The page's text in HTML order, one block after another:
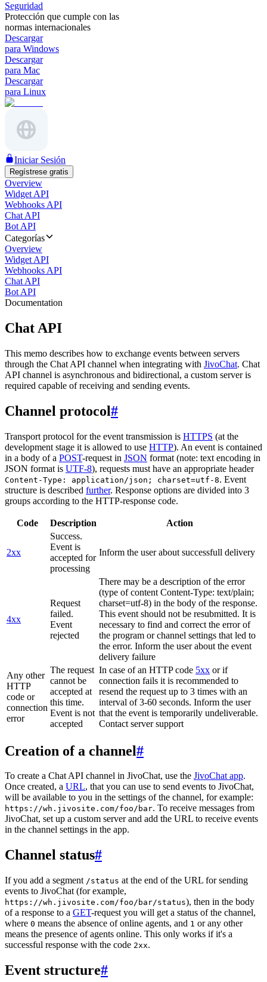
Seguridad
Protección que cumple con las
normas internacionales
Descargar
para Windows
Descargar
para Mac
Descargar
para Linux
Iniciar Sesión
Regístrese gratis
Overview
Widget API
Webhooks API
Chat API
Bot API
Categorías
Overview
Widget API
Webhooks API
Chat API
Bot API
Documentation
Chat API
This memo describes how to exchange events between servers
through the Chat API channel when integrating with JivoChat. Chat
API channel is asynchronous and bidirectional, a custom server is
required capable of receiving and sending events.
Channel protocol#
Transport protocol for the event transmission is HTTPS (at the
development stage it is allowed to use HTTP). An event is contained
in a body of a POST-request in JSON format (note: text encoding in
JSON format is UTF-8), requests must have an appropriate header
Content-Type: application/json; charset=utf-8. Event
structure is described further. Response options are divided into 3
groups according to the HTTP-response code.
Code Description Action
2xx
Success.
Event is
accepted for
processing
Inform the user about successfull delivery
4xx
Request
failed.
Event
rejected
There may be a description of the error
(type of content Content-Type: text/plain;
charset=utf-8) in the body of the response.
This event should not be resubmitted. It is
necessary to find and correct the error of
the program or channel settings that led to
the error. Inform the user about the event
delivery failure
Any other
HTTP
code or
connection
error
The request
cannot be
accepted at
this time.
Event is not
accepted
In case of an HTTP code 5xx or if
connection fails it is recommended to
resend the request up to 3 times with an
interval of 3-60 seconds. Inform the user
that the event is temporarily undeliverable.
Contact server support
Creation of a channel#
To create a Chat API channel in JivoChat, use the JivoChat app.
Once created, a URL, that you can use to send events to JivoChat,
will be available to you in the settings of the channel, for example:
https://wh.jivosite.com/foo/bar. To receive messages from
JivoChat, set up a custom server and add the URL to receive events
in the channel settings in the app.
Channel status#
If you add a segment /status at the end of the URL for sending
events to JivoChat (for example,
https://wh.jivosite.com/foo/bar/status), then in the body
of a response to a GET-request you will get a status of the channel,
where 0 means the absence of online agents, and 1 or any other
means the presence of agents online. This only works if it's a
successful response with the code 2xx.
Event structure#